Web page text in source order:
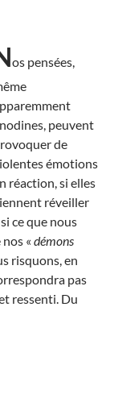
os pensées,
peuvent
de
émotions
réaction, si elles
réveiller
ce que nous
« démons
risquons, en
pas
ressenti. Du